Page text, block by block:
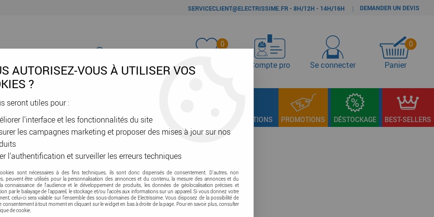
SERVICECLIENT@ELECTRISSIME.FR - 8H/12H - 14H/16H | DEMANDER UN DEVIS
0
Favoris Compte pro Se connecter
0
Panier
& GAINES DOMOTIQUE & VE SÉCURITÉ & RÉSEAU OUTILLAGE & FIXATIONS PROMOTIONS DÉSTOCKAGE BEST-SELLERS
AUTORISEZ-VOUS À UTILISER VOS
?
seront utiles pour :
l'interface et les fonctionnalités du site
les campagnes marketing et proposer des mises à jour sur nos
l'authentification et surveiller les erreurs techniques
sont nécessaires à des fins techniques, ils sont donc dispensés de consentement. D'autres, non
peuvent être utilisés pour la personnalisation des annonces et du contenu, la mesure des annonces et du
connaissance de l'audience et le développement de produits, les données de géolocalisation précises et
par le balayage de l'appareil, le stockage et/ou l'accès aux informations sur un appareil. Si vous donnez votre
celui-ci sera valable sur l’ensemble des sous-domaines de Electrissime. Vous disposez de la possibilité de
consentement à tout moment en cliquant sur le widget en bas à droite de la page. Pour en savoir plus, consulter
de cookie.